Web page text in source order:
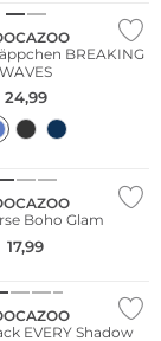
BREAKING
WAVES
24,99
Boho Glam
17,99
EVERY Shadow